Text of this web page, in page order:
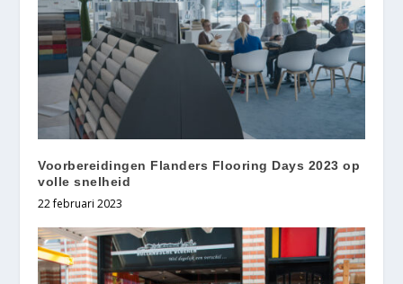
Voorbereidingen Flanders Flooring Days 2023 op
volle snelheid
22 februari 2023